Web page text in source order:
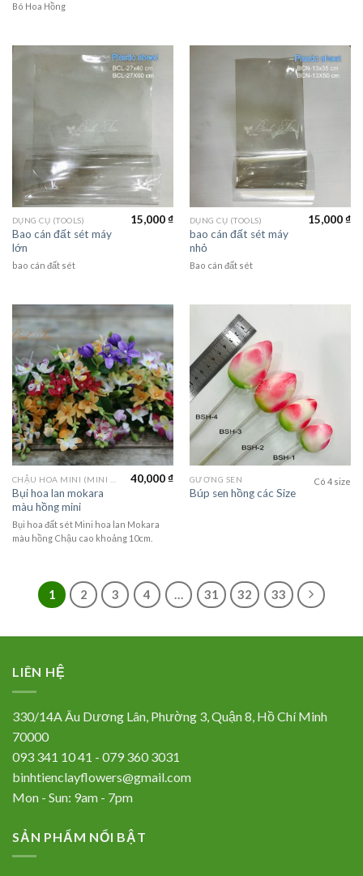
Bó Hoa Hồng
DỤNG CỤ (TOOLS)
Bao cán đất sét máy
lớn
15,000₫
bao cán đất sét
DỤNG CỤ (TOOLS)
bao cán đất sét máy
nhỏ
15,000₫
Bao cán đất sét
Bụi hoa lan mokara
màu hồng mini
40,000₫
Bụi hoa đất sét Mini hoa lan Mokara
màu hồng Chậu cao khoảng 10cm.
GƯƠNG SEN
Búp sen hồng các Size
Có 4 size
1 2 3 4 … 31 32 33
LIÊN HỆ
330/14A Âu Dương Lân, Phường 3, Quận 8, Hồ Chí Minh
70000
093 341 10 41 - 079 360 3031
binhtienclayflowers@gmail.com
Mon - Sun: 9am - 7pm
SẢN PHẨM NỔI BẬT